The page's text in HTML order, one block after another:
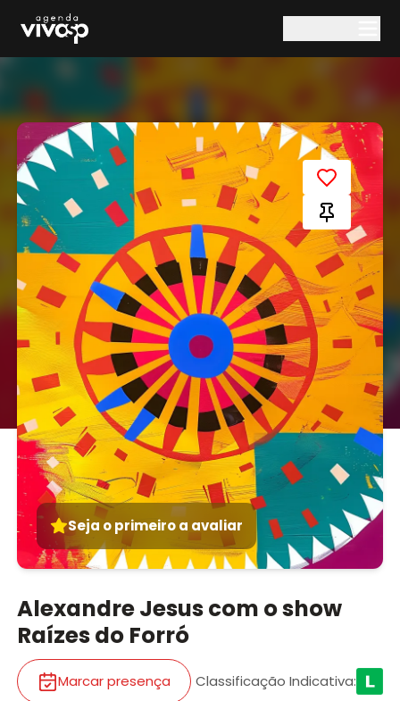
Seja o primeiro a avaliar
Alexandre Jesus com o show
Raízes do Forró
Marcar presença Classificação Indicativa: